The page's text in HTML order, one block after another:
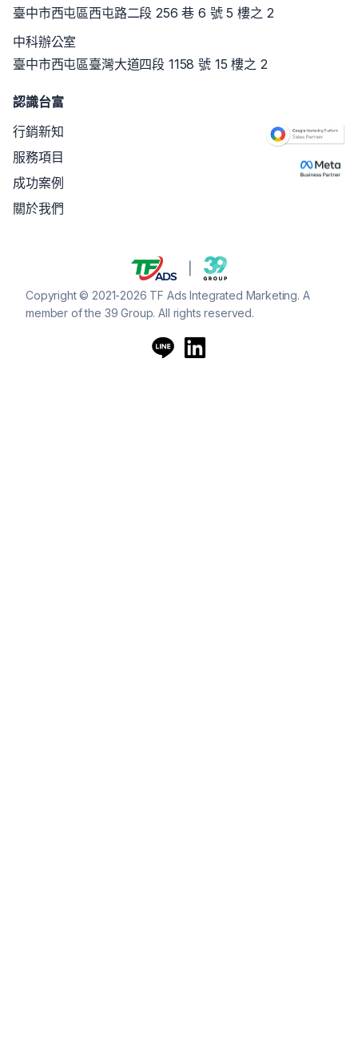
臺中市西屯區西屯路二段 256 巷 6 號 5 樓之 2
中科辦公室
臺中市西屯區臺灣大道四段 1158 號 15 樓之 2
認識台富
行銷新知
服務項目
成功案例
關於我們
Copyright © 2021-2026 TF Ads Integrated Marketing. A
member of the 39 Group. All rights reserved.